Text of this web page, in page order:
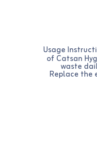
Usage
of Catsan
waste
Replace the